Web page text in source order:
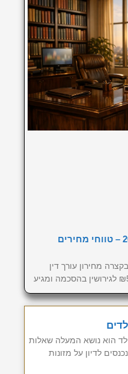
מחירון עורך דין גירושין 2026 – טווחי מחירים
עורך דין גירושין 2026 – בקצרה מחירון עורך דין
הוא נושא המעלה שאלות
לדיון על מזונות